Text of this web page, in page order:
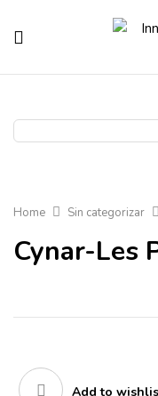
Home Sin categorizar
Cynar-Les
Add to